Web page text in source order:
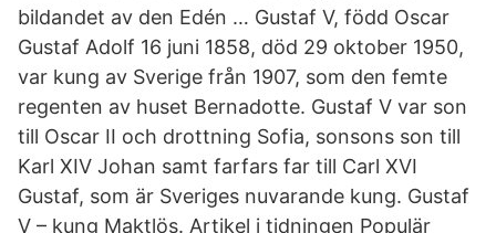
bildandet av den Edén … Gustaf V, född Oscar
Gustaf Adolf 16 juni 1858, död 29 oktober 1950,
var kung av Sverige från 1907, som den femte
regenten av huset Bernadotte. Gustaf V var son
till Oscar II och drottning Sofia, sonsons son till
Karl XIV Johan samt farfars far till Carl XVI
Gustaf, som är Sveriges nuvarande kung. Gustaf
V – kung Maktlös. Artikel i tidningen Populär